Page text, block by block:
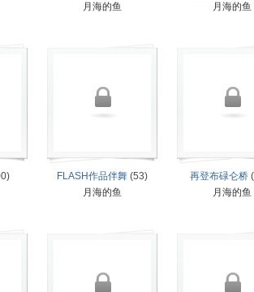
月海的鱼
月海的鱼
FLASH作品伴舞(53)
月海的鱼
再登布碌仑桥
月海的鱼